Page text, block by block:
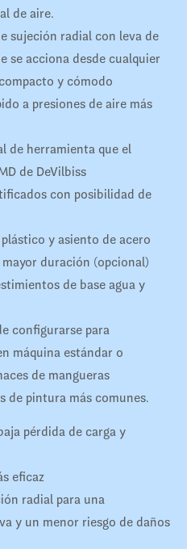
de aire.
sujeción radial con leva de
se acciona desde cualquier
y cómodo
a presiones de aire más
de herramienta que el
de DeVilbiss
con posibilidad de
y asiento de acero
duración (opcional)
de base agua y
configurarse para
máquina estándar o
de mangueras
de pintura más comunes.
pérdida de carga y
eficaz
radial para una
y un menor riesgo de daños